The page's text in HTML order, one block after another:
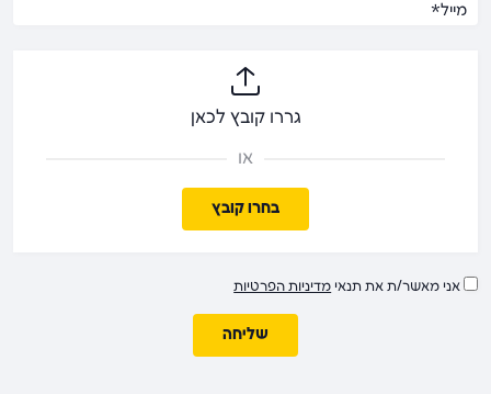
מייל*
גררו קובץ לכאן
או
בחרו קובץ
אני מאשר/ת את תנאי מדיניות הפרטיות